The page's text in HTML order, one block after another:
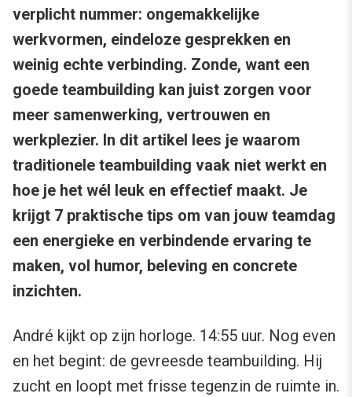
verplicht nummer: ongemakkelijke
werkvormen, eindeloze gesprekken en
weinig echte verbinding. Zonde, want een
goede teambuilding kan juist zorgen voor
meer samenwerking, vertrouwen en
werkplezier. In dit artikel lees je waarom
traditionele teambuilding vaak niet werkt en
hoe je het wél leuk en effectief maakt. Je
krijgt 7 praktische tips om van jouw teamdag
een energieke en verbindende ervaring te
maken, vol humor, beleving en concrete
inzichten.
André kijkt op zijn horloge. 14:55 uur. Nog even
en het begint: de gevreesde teambuilding. Hij
zucht en loopt met frisse tegenzin de ruimte in.